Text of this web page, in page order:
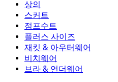
2.5인치 반바지
와이드 진
데님 반바지
데님 스커트
데님 레깅스
힙업 레깅스
요가 레깅스
상의
상의
스포츠 브라
티셔츠
스커트
스커트
액티브 스커트
미니 스커트
맥시 & 미디 스커트
점프수트
점프수트
오버롤
롬퍼
플러스 사이즈
플러스 사이즈
플러스 사이즈 하의
플러스 사이즈 상의
플러스 사이즈 드레스
재킷 & 아우터웨어
재킷 & 아우터웨어
재킷 & 아우터웨어
아우터웨어
비치웨어
비치웨어
수영복 상의
브라 & 언더웨어
브라 & 언더웨어